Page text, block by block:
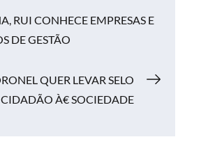
RUI CONHECE EMPRESAS E
DE GESTÃO
QUER LEVAR SELO
À€ SOCIEDADE